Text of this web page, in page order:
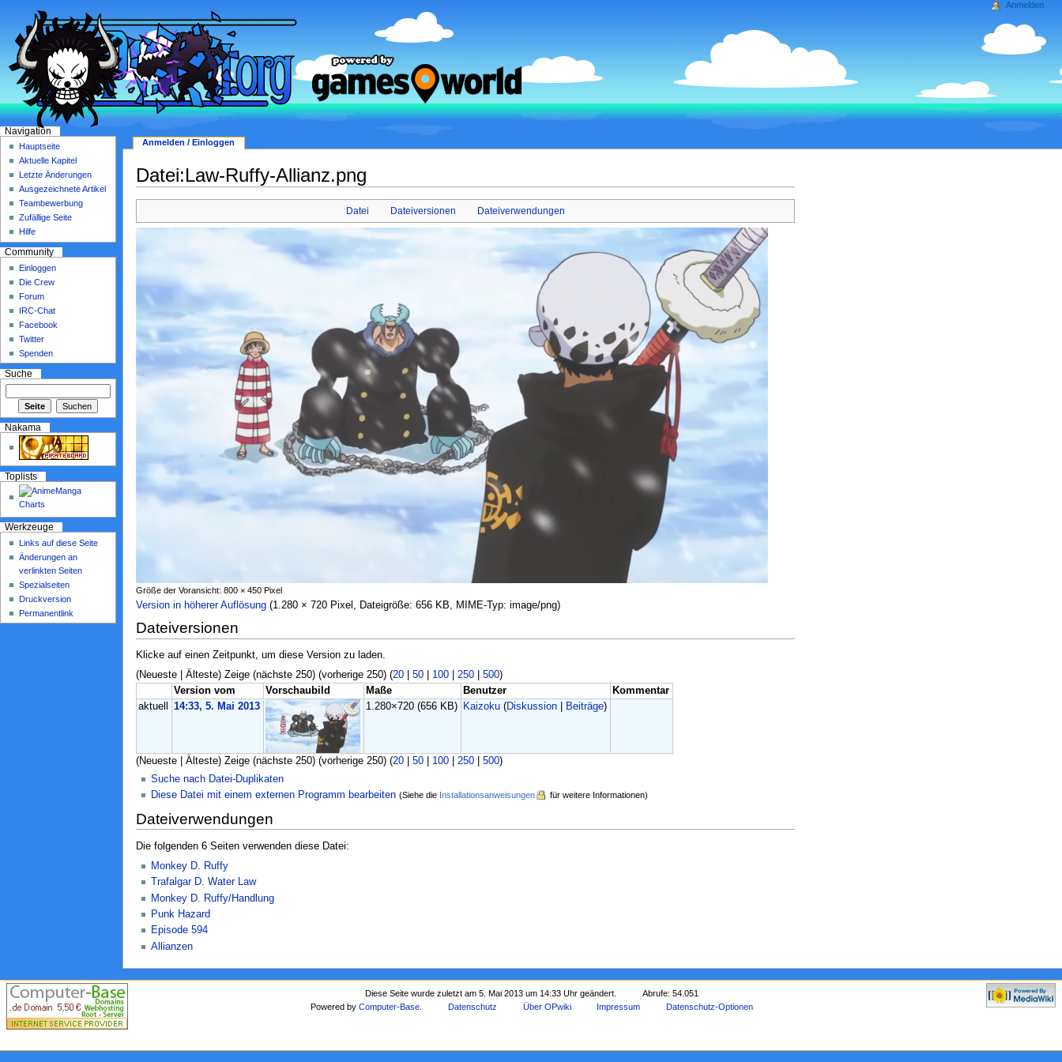
Datei:Law-Ruffy-Allianz.png
Datei Dateiversionen Dateiverwendungen
Größe der Voransicht: 800 × 450 Pixel
Version in höherer Auflösung‎ (1.280 × 720 Pixel, Dateigröße: 656 KB, MIME-Typ: image/png)
Dateiversionen
Klicke auf einen Zeitpunkt, um diese Version zu laden.
(Neueste | Älteste) Zeige (nächste 250) (vorherige 250) (20| 50| 100| 250| 500)
Version vom
Vorschaubild Maße Benutzer
Kommentar
aktuell
14:33, 5. Mai 2013 1.280×720(656 KB) Kaizoku (Diskussion Beiträge)
(Neueste | Älteste) Zeige (nächste 250) (vorherige 250) (20| 50| 100| 250| 500)
Suche nach Datei-Duplikaten
Diese Datei mit einem externen Programm bearbeiten (Siehe die Installationsanweisungen für weitere Informationen)
Dateiverwendungen
Die folgenden 6 Seiten verwenden diese Datei:
Monkey D. Ruffy
Trafalgar D. Water Law
Monkey D. Ruffy/Handlung
Punk Hazard
Episode 594
Allianzen
Anmelden / Einloggen
Anmelden
Navigation
Hauptseite
Aktuelle Kapitel
Letzte Änderungen
Ausgezeichnete Artikel
Teambewerbung
Zufällige Seite
Hilfe
Community
Einloggen
Die Crew
Forum
IRC-Chat
Facebook
Twitter
Spenden
Suche
Nakama
Toplists
Werkzeuge
Links auf diese Seite
Änderungen an
verlinkten Seiten
Spezialseiten
Druckversion
Permanentlink
Diese Seite wurde zuletzt am 5. Mai 2013 um 14:33 Uhr geändert.
Abrufe: 54.051
Powered byComputer-Base Datenschutz Über OPwiki Impressum Datenschutz-Optionen